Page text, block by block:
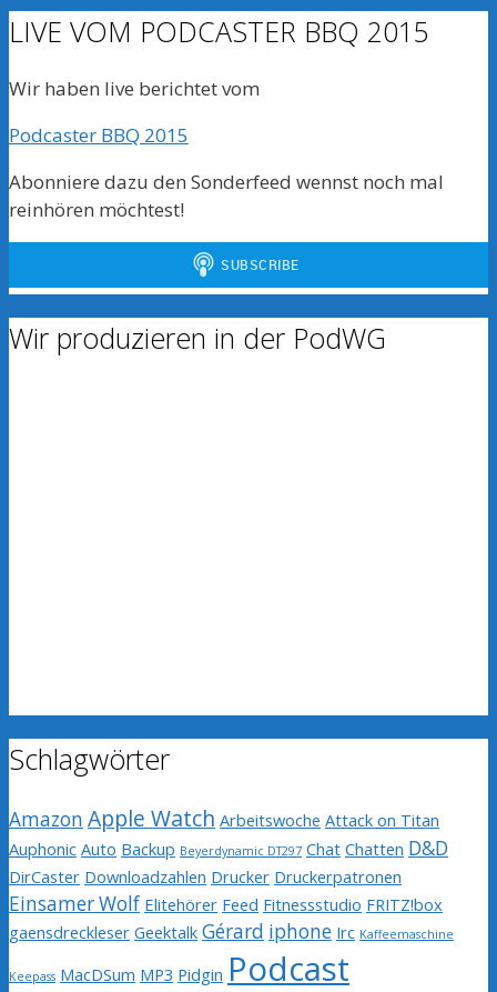
LIVE VOM PODCASTER BBQ 2015
Wir haben live berichtet vom
Podcaster BBQ 2015
Abonniere dazu den Sonderfeed wennst noch mal
reinhören möchtest!
Wir produzieren in der PodWG
Schlagwörter
Amazon Apple Watch Arbeitswoche Attack on Titan
Auphonic Auto Backup Beyerdynamic DT297 Chat Chatten D&D
DirCaster Downloadzahlen Drucker Druckerpatronen
Einsamer Wolf Elitehörer Feed Fitnessstudio FRITZ!box
gaensdreckleser Geektalk Gérard iphone Irc Kaffeemaschine
Keepass MacDSum MP3 Pidgin Podcast